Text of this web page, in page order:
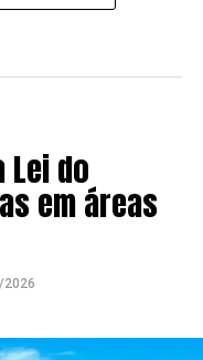
Lei do
em áreas
2026